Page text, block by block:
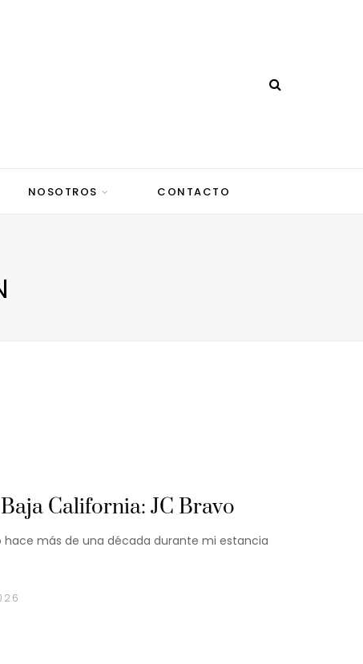
NOSOTROS CONTACTO
California: JC Bravo
hace más de una década durante mi estancia